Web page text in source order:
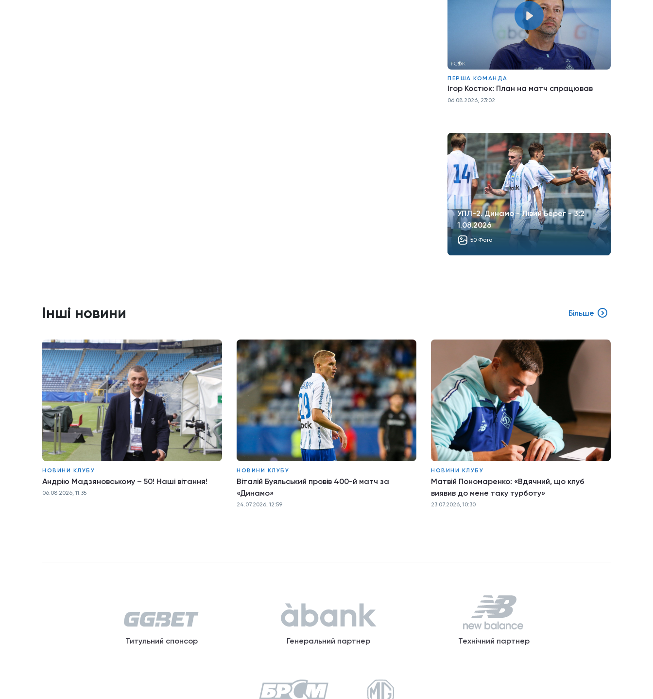
ПЕРША КОМАНДА
Ігор Костюк: План на матч спрацював
06.08.2026, 23:02
УПЛ-2. Динамо - Лівий Берег - 3:2
1.08.2026
50 Фото
Інші новини Більше
НОВИНИ КЛУБУ
Андрію Мадзяновському – 50! Наші вітання!
06.08.2026, 11:35
НОВИНИ КЛУБУ
Віталій Буяльський провів 400-й матч за
«Динамо»
24.07.2026, 12:59
НОВИНИ КЛУБУ
Матвій Пономаренко: «Вдячний, що клуб
виявив до мене таку турботу»
23.07.2026, 10:30
Титульний спонсор Генеральний партнер Технічний партнер